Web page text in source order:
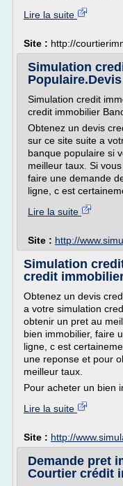
Lire la suite
Site : http://
Simulation
Simulation credit
credit immobilier
Obtenez un devis
sur ce site suite a
banque populaire si
meilleur taux. Si
faire une demande
ligne, c est
Lire la suite
Site : http://
Simulation
credit
Obtenez un devis
a votre simulation
obtenir un pret au
bien immobilier, faire
ligne, c est
une reponse et pour
meilleur taux.
Pour acheter un bien
Lire la suite
Site : http://
Demande pret
Courtier crédit